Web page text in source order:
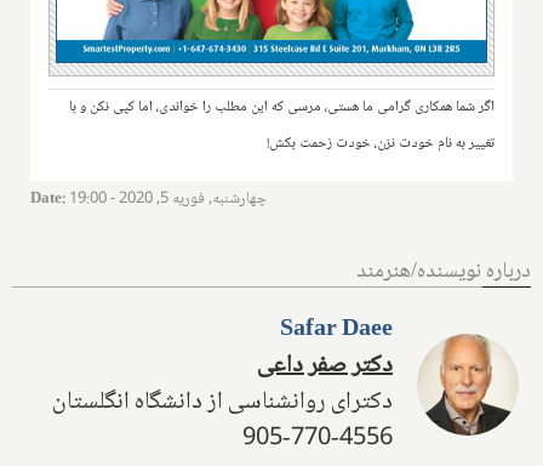
اگر شما همکاری گرامی ما هستی، مرسی که این مطلب را خواندی، اما کپی نکن و با
تغییر به نام خودت نزن، خودت زحمت بکش!
Date: چهارشنبه, فوریه 5, 2020 - 19:00
درباره نویسنده/هنرمند
Safar Daee
دکتر صفر داعی
دکترای روانشناسی از دانشگاه انگلستان
905-770-4556